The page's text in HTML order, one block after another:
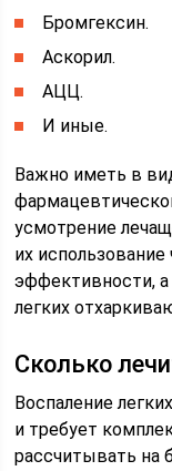
Бромгексин.
Аскорил.
АЦЦ.
И иные.
Важно иметь в
усмотрение
их
эффективности,
легких
Сколько
Воспаление
и требует
рассчитывать на